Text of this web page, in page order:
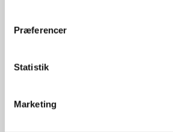
Præferencer
Statistik
Marketing